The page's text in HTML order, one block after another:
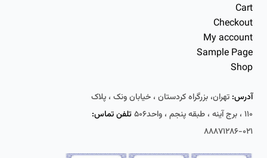
Cart
Checkout
My account
Sample Page
Shop
آدرس: تهران، بزرگراه کردستان ، خیابان ونک ، پلاک
۱۱۰ ، برج آینه ، طبقه پنجم ، واحد۵۰۶
تلفن تماس:
۰۲۱-۸۸۸۷۱۲۸۶